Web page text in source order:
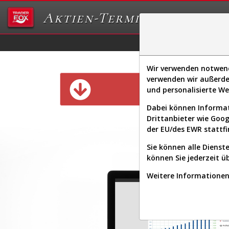
Aktien-Terminal
Diese
Wir verwenden
verwenden wir
und personalisierte
Dabei können
Drittanbieter wie
der EU/des EWR
Sie können alle
können Sie jederzeit
Weitere